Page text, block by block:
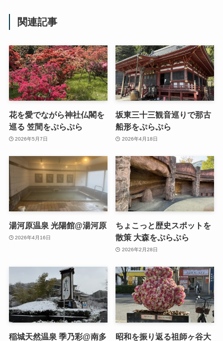
関連記事
花を愛でながら神社仏閣を
巡る 笠間をぷらぷら
2026年5月7日
坂東三十三観音巡りで那古
船形をぷらぷら
2026年4月18日
湯河原温泉 光陽館@湯河原
2026年4月16日
ちょこっと歴史スポットを
散策 大森をぷらぷら
2026年2月28日
稲城天然温泉 季乃彩@南多 昭和を振り返る祖師ヶ谷大